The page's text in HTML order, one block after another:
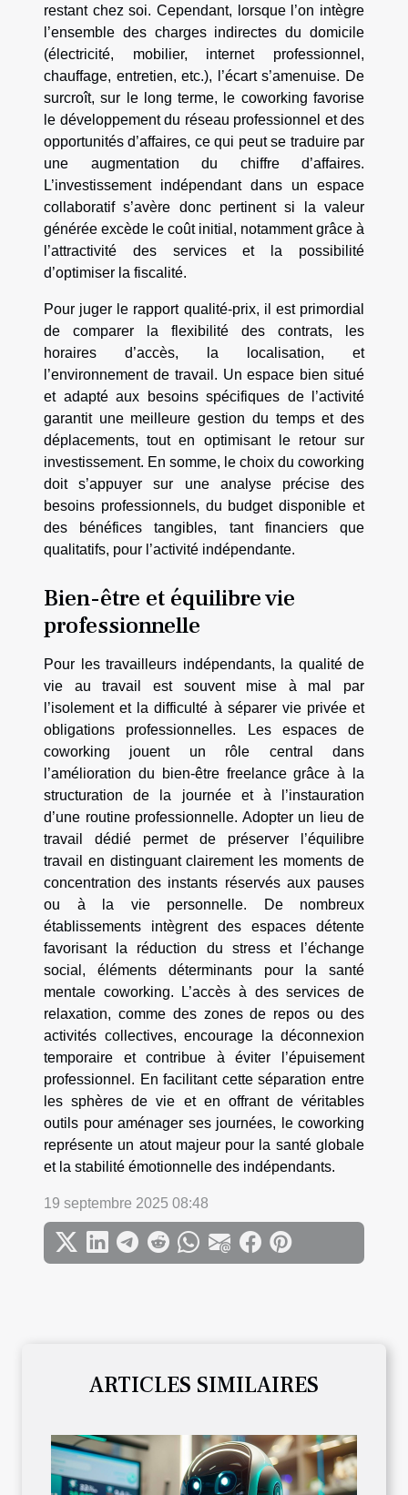
restant chez soi. Cependant, lorsque l’on intègre
l’ensemble des charges indirectes du domicile
(électricité, mobilier, internet professionnel,
chauffage, entretien, etc.), l’écart s’amenuise. De
surcroît, sur le long terme, le coworking favorise
le développement du réseau professionnel et des
opportunités d’affaires, ce qui peut se traduire par
une augmentation du chiffre d’affaires.
L’investissement indépendant dans un espace
collaboratif s’avère donc pertinent si la valeur
générée excède le coût initial, notamment grâce à
l’attractivité des services et la possibilité
d’optimiser la fiscalité.
Pour juger le rapport qualité-prix, il est primordial
de comparer la flexibilité des contrats, les
horaires d’accès, la localisation, et
l’environnement de travail. Un espace bien situé
et adapté aux besoins spécifiques de l’activité
garantit une meilleure gestion du temps et des
déplacements, tout en optimisant le retour sur
investissement. En somme, le choix du coworking
doit s’appuyer sur une analyse précise des
besoins professionnels, du budget disponible et
des bénéfices tangibles, tant financiers que
qualitatifs, pour l’activité indépendante.
Bien-être et équilibre vie
professionnelle
Pour les travailleurs indépendants, la qualité de
vie au travail est souvent mise à mal par
l’isolement et la difficulté à séparer vie privée et
obligations professionnelles. Les espaces de
coworking jouent un rôle central dans
l’amélioration du bien-être freelance grâce à la
structuration de la journée et à l’instauration
d’une routine professionnelle. Adopter un lieu de
travail dédié permet de préserver l’équilibre
travail en distinguant clairement les moments de
concentration des instants réservés aux pauses
ou à la vie personnelle. De nombreux
établissements intègrent des espaces détente
favorisant la réduction du stress et l’échange
social, éléments déterminants pour la santé
mentale coworking. L’accès à des services de
relaxation, comme des zones de repos ou des
activités collectives, encourage la déconnexion
temporaire et contribue à éviter l’épuisement
professionnel. En facilitant cette séparation entre
les sphères de vie et en offrant de véritables
outils pour aménager ses journées, le coworking
représente un atout majeur pour la santé globale
et la stabilité émotionnelle des indépendants.
19 septembre 2025 08:48
ARTICLES SIMILAIRES